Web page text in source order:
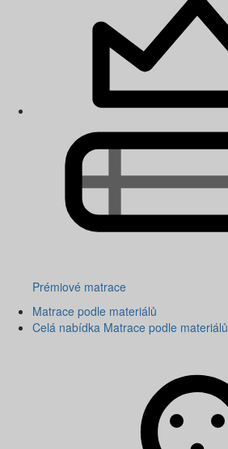
Prémiové matrace
Matrace podle materiálů
Celá nabídka Matrace podle materiálů